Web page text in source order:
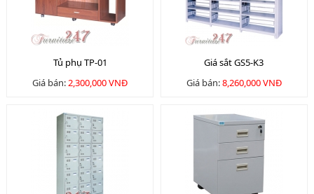
Tủ phụ TP-01
Giá bán:2,300,000 VNĐ
Giá sắt GS5-K3
Giá bán:8,260,000 VNĐ